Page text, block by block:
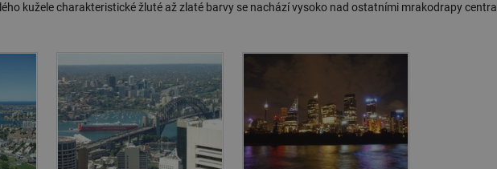
kužele charakteristické žluté až zlaté barvy se nachází vysoko nad ostatními mrakodrapy centra